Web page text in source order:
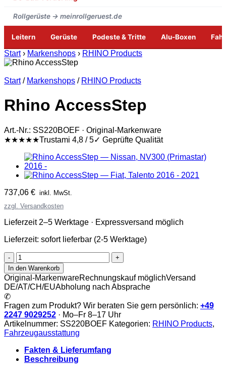
Rollgerüste → meinrollgeruest.de
Leitern Gerüste Podeste & Tritte Alu-Boxen
Zum
Inhalt
Start › Markenshops › RHINO Products
Start / Markenshops / RHINO Products
Rhino AccessStep
Art.-Nr.: SS220BOEF · Original-Markenware
★★★★★Trustami 4,8 / 5✓ Geprüfte Qualität
737,06 € inkl. MwSt.
zzgl. Versandkosten
Lieferzeit 2–5 Werktage · Expressversand möglich
Lieferzeit: sofort lieferbar (2-5 Werktage)
Rhino
AccessStep
Menge
In den Warenkorb
Original-MarkenwareRechnungskauf möglichVersand
DE/AT/CH/EUAbholung nach Absprache
✆
Fragen zum Produkt? Wir beraten Sie gern persönlich: +49
2247 9029252 · Mo–Fr 8–17 Uhr
Artikelnummer: SS220BOEF Kategorien: RHINO Products,
Fahrzeugausstattung
Fakten & Lieferumfang
Beschreibung